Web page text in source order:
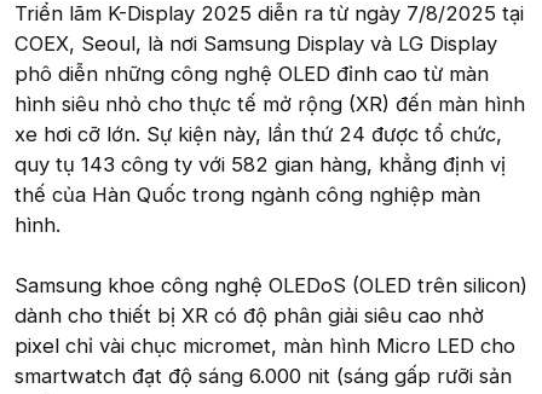
Triển lãm K-Display 2025 diễn ra từ ngày 7/8/2025 tại
COEX, Seoul, là nơi Samsung Display và LG Display
phô diễn những công nghệ OLED đỉnh cao từ màn
hình siêu nhỏ cho thực tế mở rộng (XR) đến màn hình
xe hơi cỡ lớn. Sự kiện này, lần thứ 24 được tổ chức,
quy tụ 143 công ty với 582 gian hàng, khẳng định vị
thế của Hàn Quốc trong ngành công nghiệp màn
hình.
Samsung khoe công nghệ OLEDoS (OLED trên silicon)
dành cho thiết bị XR có độ phân giải siêu cao nhờ
pixel chỉ vài chục micromet, màn hình Micro LED cho
smartwatch đạt độ sáng 6.000 nit (sáng gấp rưỡi sản